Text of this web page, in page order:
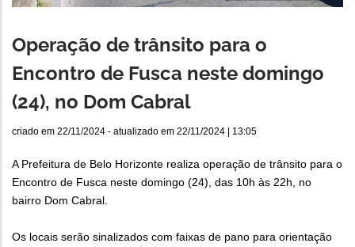
Operação de trânsito para o
Encontro de Fusca neste domingo
(24), no Dom Cabral
criado em 22/11/2024 - atualizado em 22/11/2024 | 13:05
A Prefeitura de Belo Horizonte realiza operação de trânsito para o
Encontro de Fusca neste domingo (24), das 10h às 22h, no
bairro Dom Cabral.
Os locais serão sinalizados com faixas de pano para orientação